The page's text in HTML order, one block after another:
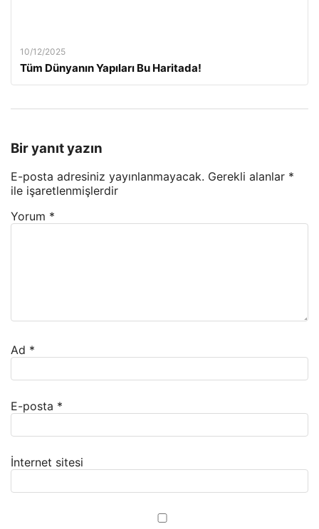
10/12/2025
Tüm Dünyanın Yapıları Bu Haritada!
Bir yanıt yazın
E-posta adresiniz yayınlanmayacak. Gerekli alanlar *
ile işaretlenmişlerdir
Yorum *
Ad *
E-posta *
İnternet sitesi